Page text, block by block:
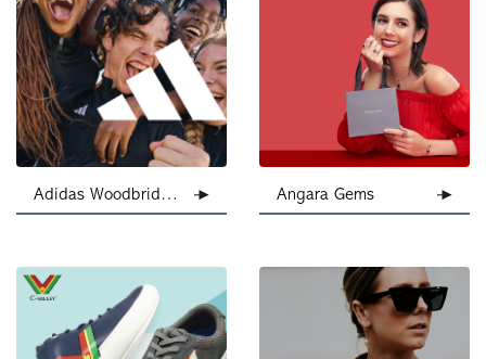
Adidas Woodbridge Employee Store Angara Gems